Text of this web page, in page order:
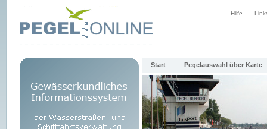
Hilfe
Start Pegelauswahl über Karte